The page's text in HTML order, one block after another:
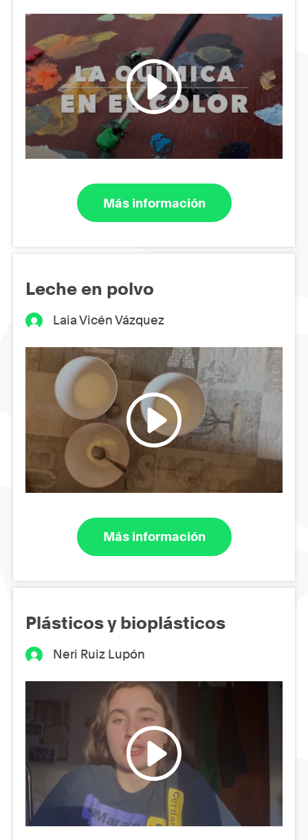
Más información
Leche en polvo
Laia Vicén Vázquez
Más información
Plásticos y bioplásticos
Neri Ruiz Lupón